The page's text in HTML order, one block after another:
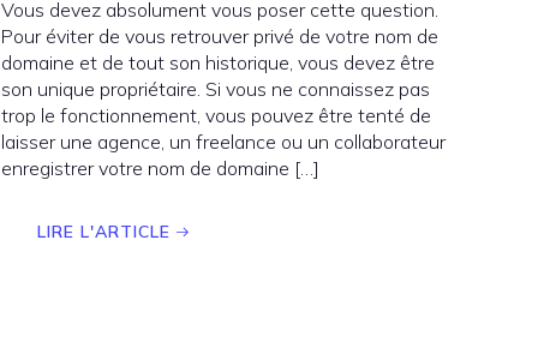
Vous devez absolument vous poser cette question.
Pour éviter de vous retrouver privé de votre nom de
domaine et de tout son historique, vous devez être
son unique propriétaire. Si vous ne connaissez pas
trop le fonctionnement, vous pouvez être tenté de
laisser une agence, un freelance ou un collaborateur
enregistrer votre nom de domaine […]
LIRE L'ARTICLE